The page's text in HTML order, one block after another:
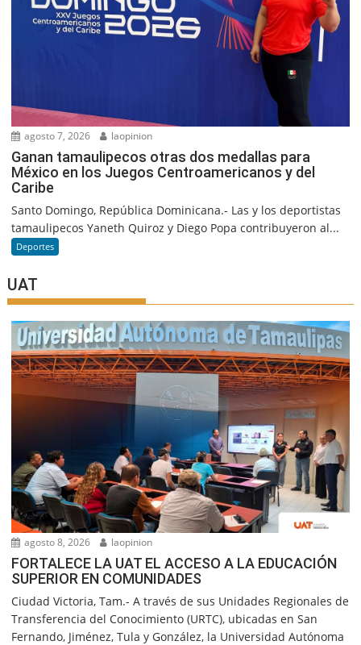
agosto 7, 2026 laopinion
Ganan tamaulipecos otras dos medallas para
México en los Juegos Centroamericanos y del
Caribe
Santo Domingo, República Dominicana.- Las y los deportistas
tamaulipecos Yaneth Quiroz y Diego Popa contribuyeron al...
Deportes
UAT
agosto 8, 2026 laopinion
FORTALECE LA UAT EL ACCESO A LA EDUCACIÓN
SUPERIOR EN COMUNIDADES
Ciudad Victoria, Tam.- A través de sus Unidades Regionales de
Transferencia del Conocimiento (URTC), ubicadas en San
Fernando, Jiménez, Tula y González, la Universidad Autónoma